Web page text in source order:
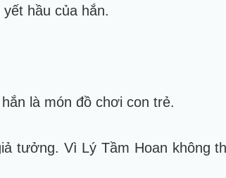
hầu của hắn.
là món đồ chơi con trẻ.
tưởng. Vì Lý Tầm Hoan không